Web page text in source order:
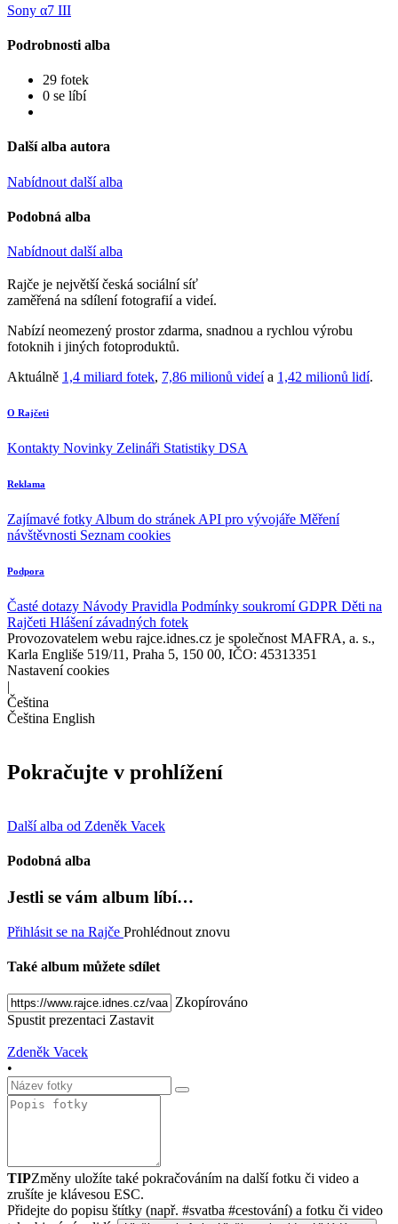
Sony α7 III
Podrobnosti alba
29 fotek
0 se líbí
Další alba autora
Nabídnout další alba
Podobná alba
Nabídnout další alba
Rajče je největší česká sociální síť
zaměřená na sdílení fotografií a videí.
Nabízí neomezený prostor zdarma, snadnou a rychlou výrobu
fotoknih i jiných fotoproduktů.
Aktuálně 1,4 miliard fotek, 7,86 milionů videía 1,42 milionů lidí.
O Rajčeti
Kontakty Novinky Zelináři Statistiky DSA
Reklama
Zajímavé fotky Album do stránek API pro vývojáře Měření
návštěvnosti Seznam cookies
Podpora
Časté dotazy Návody Pravidla Podmínky soukromíGDPR Děti na
Rajčeti Hlášení závadných fotek
Provozovatelem webu rajce.idnes.cz je společnost MAFRA, a. s.,
Karla Engliše 519/11, Praha 5, 150 00, IČO: 45313351
Nastavení cookies
|
Čeština
Čeština English
Pokračujte v prohlížení
Další alba od Zdeněk Vacek
Podobná alba
Jestli se vám album líbí…
Přihlásit se na Rajče Prohlédnout znovu
Také album můžete sdílet
Zkopírováno
Spustit prezentaci Zastavit
Zdeněk Vacek
•
TIPZměny uložíte také pokračováním na další fotku či video a
zrušíte je klávesou ESC.
Přidejte do popisu štítky (např. #svatba #cestování) a fotku či video